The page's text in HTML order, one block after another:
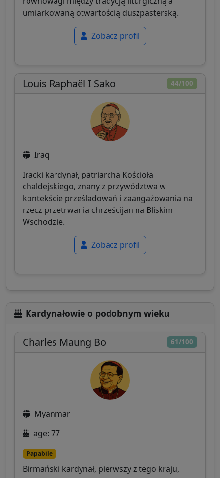
umiarkowaną otwartością duszpasterską.
Zobacz profil
44/100
Louis Raphaël I Sako
Iraq
Iracki kardynał, patriarcha Kościoła
chaldejskiego, znany z przywództwa w
kontekście prześladowań i zaangażowania na
rzecz przetrwania chrześcijan na Bliskim
Wschodzie.
Zobacz profil
Kardynałowie o podobnym wieku
61/100
Charles Maung Bo
Myanmar
age: 77
Papabile
Birmański kardynał, pierwszy z tego kraju,